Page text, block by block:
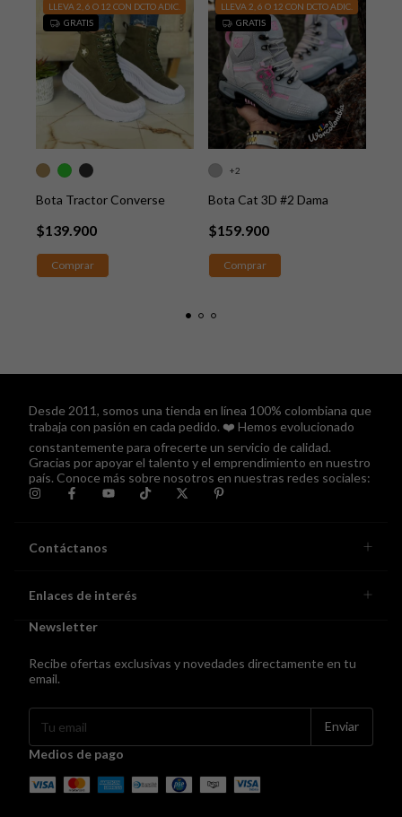
LLEVA 2, 6 O 12 CON DCTO ADIC.
GRATIS
Bota Tractor Converse
$139.900
Comprar
LLEVA 2, 6 O 12 CON DCTO ADIC.
GRATIS
Bota Cat 3D #2 Dama
$159.900
+2
Comprar
Desde 2011, somos una tienda en línea 100% colombiana que
trabaja con pasión en cada pedido. ❤️ Hemos evolucionado
constantemente para ofrecerte un servicio de calidad.
Gracias por apoyar el talento y el emprendimiento en nuestro
país. Conoce más sobre nosotros en nuestras redes sociales:
Contáctanos
Enlaces de interés
Newsletter
Recibe ofertas exclusivas y novedades directamente en tu
email.
Medios de pago